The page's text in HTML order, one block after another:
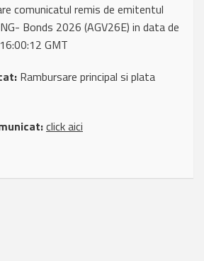
comunicatul remis de emitentul
Bonds 2026 (AGV26E) in data de
GMT
Rambursare principal si plata
click aici